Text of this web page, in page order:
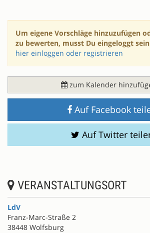
Um eigene Vorschläge hinzuzufügen
zu bewerten, musst Du eingeloggt
hier einloggen oder registrieren
zum Kalender
Auf Facebook
Auf Twitter
VERANSTALTUNGSORT
LdV
Franz-Marc-Straße 2
38448 Wolfsburg